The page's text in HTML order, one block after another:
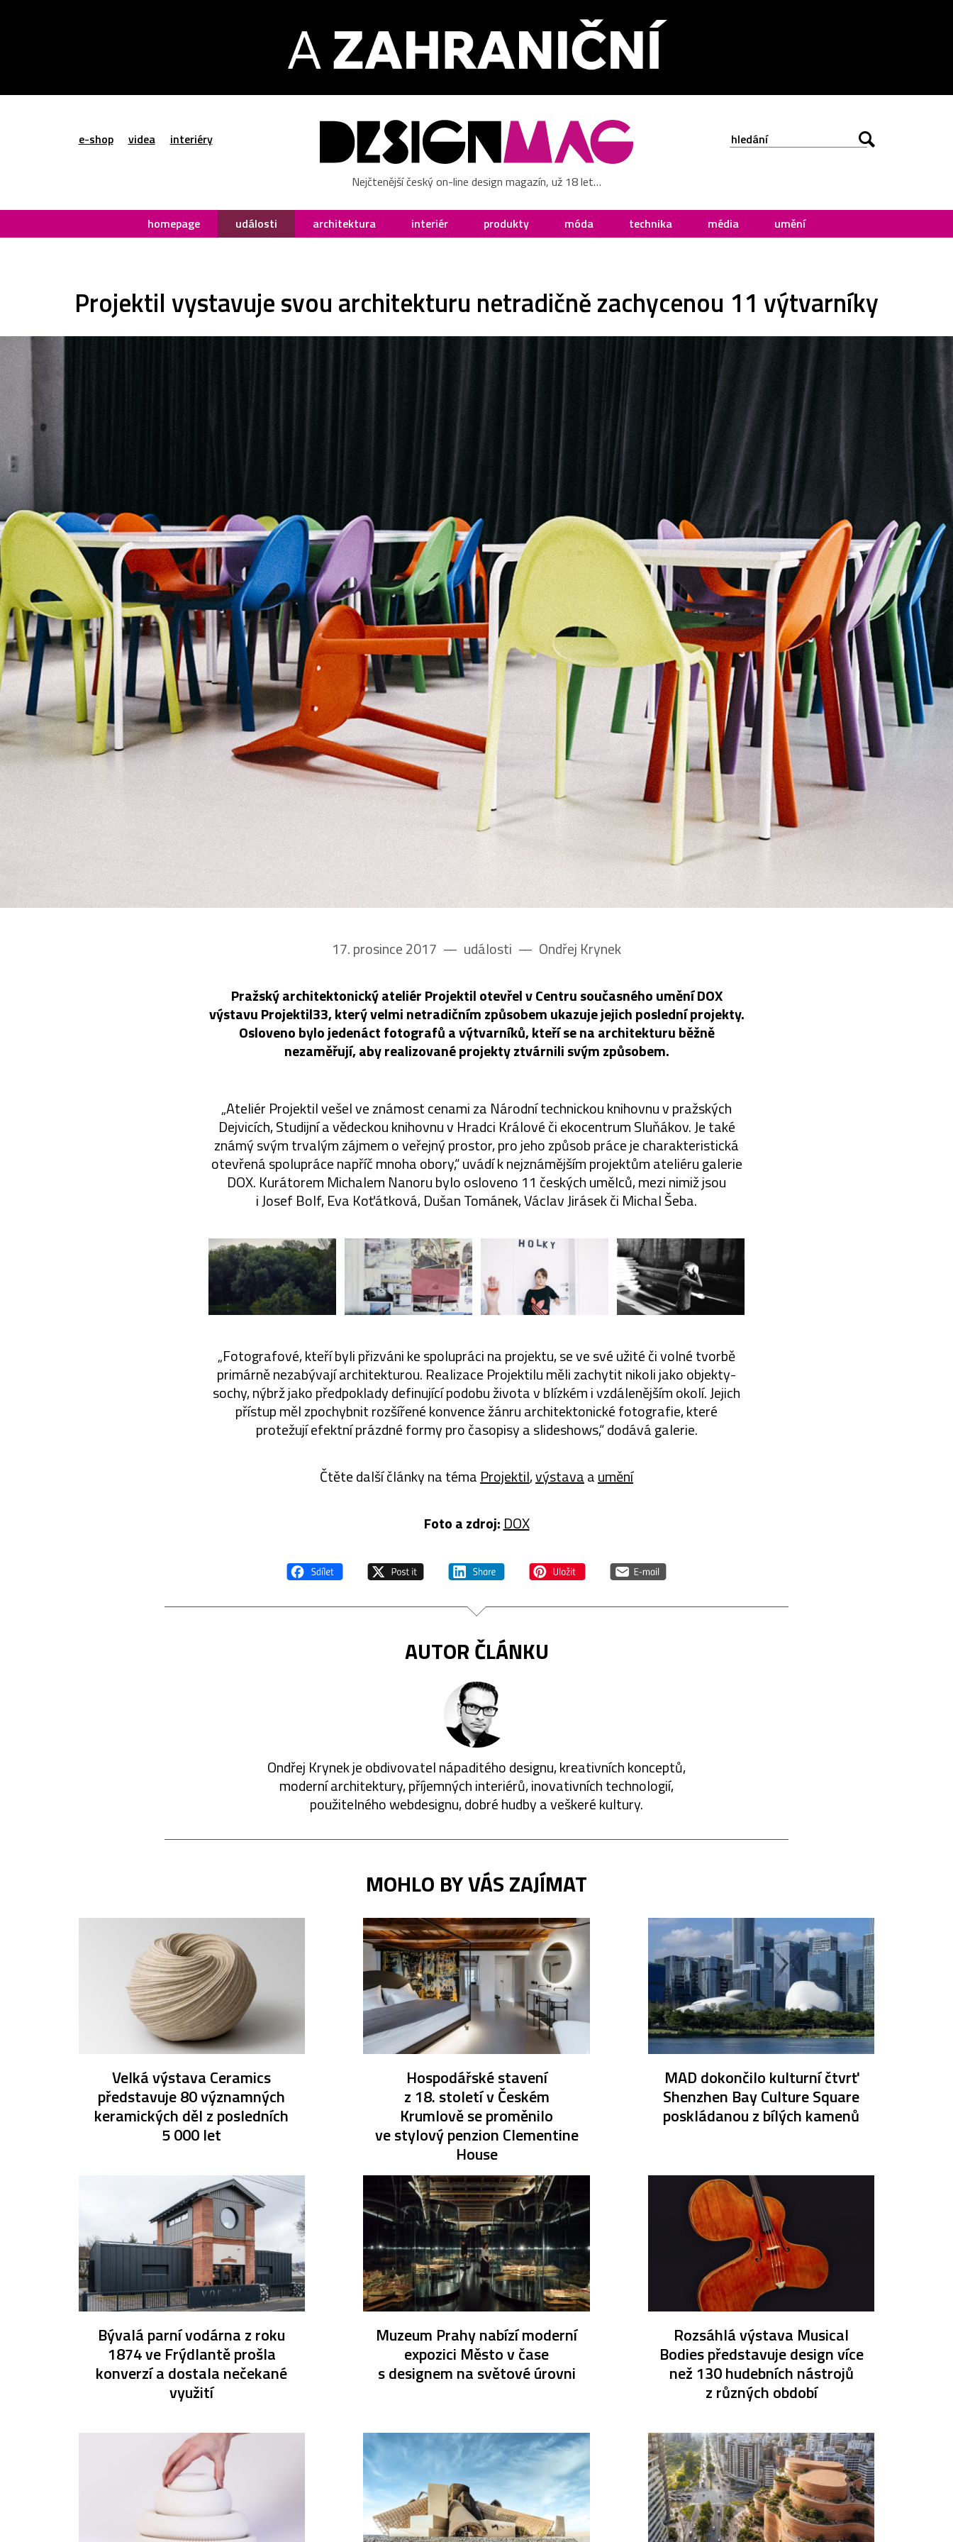
e-shop videa interiéry
Nejčtenější český on-line design magazín, už 18 let…
homepage události architektura interiér produkty móda technika média umění
Projektil vystavuje svou architekturu netradičně zachycenou 11 výtvarníky
17. prosince 2017 –– události –– Ondřej Krynek
Pražský architektonický ateliér Projektil otevřel v Centru současného umění DOX
výstavu Projektil33, který velmi netradičním způsobem ukazuje jejich poslední projekty.
Osloveno bylo jedenáct fotografů a výtvarníků, kteří se na architekturu běžně
nezaměřují, aby realizované projekty ztvárnili svým způsobem.
„Ateliér Projektil vešel ve známost cenami za Národní technickou knihovnu v pražských
Dejvicích, Studijní a vědeckou knihovnu v Hradci Králové či ekocentrum Sluňákov. Je také
známý svým trvalým zájmem o veřejný prostor, pro jeho způsob práce je charakteristická
otevřená spolupráce napříč mnoha obory,“ uvádí k nejznámějším projektům ateliéru galerie
DOX. Kurátorem Michalem Nanoru bylo osloveno 11 českých umělců, mezi nimiž jsou
i Josef Bolf, Eva Koťátková, Dušan Tománek, Václav Jirásek či Michal Šeba.
„Fotografové, kteří byli přizváni ke spolupráci na projektu, se ve své užité či volné tvorbě
primárně nezabývají architekturou. Realizace Projektilu měli zachytit nikoli jako objekty-
sochy, nýbrž jako předpoklady definující podobu života v blízkém i vzdálenějším okolí. Jejich
přístup měl zpochybnit rozšířené konvence žánru architektonické fotografie, které
protežují efektní prázdné formy pro časopisy a slideshows,“ dodává galerie.
Čtěte další články na téma Projektil,výstavaaumění
Foto a zdroj: DOX
AUTOR ČLÁNKU
Ondřej Krynek je obdivovatel nápaditého designu, kreativních konceptů,
moderní architektury, příjemných interiérů, inovativních technologií,
použitelného webdesignu, dobré hudby a veškeré kultury.
MOHLO BY VÁS ZAJÍMAT
Velká výstava Ceramics
představuje 80 významných
keramických děl z posledních
5 000 let
Hospodářské stavení
z 18. století v Českém
Krumlově se proměnilo
ve stylový penzion Clementine
House
MAD dokončilo kulturní čtvrť
Shenzhen Bay Culture Square
poskládanou z bílých kamenů
Bývalá parní vodárna z roku
1874 ve Frýdlantě prošla
konverzí a dostala nečekané
využití
Muzeum Prahy nabízí moderní
expozici Město v čase
s designem na světové úrovni
Rozsáhlá výstava Musical
Bodies představuje design více
než 130 hudebních nástrojů
z různých období